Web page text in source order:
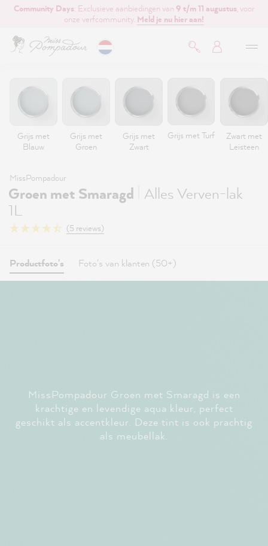
hoofdinhoud
Community Days: Exclusieve aanbiedingen van 9 t/m 11 augustus , voor
onze verfcommunity. Meld je nu hier aan!
Grijs met
Blauw
Grijs met
Groen
Grijs met
Zwart
Grijs met Turf
Zwart met
Leisteen
MissPompadour
Groen met Smaragd Alles Verven-lak
1L
(5 reviews)
Productfoto's Foto's van klanten (50+)
MissPompadour Groen met Smaragd is een
krachtige en levendige aqua kleur, perfect
geschikt als accentkleur. Deze tint is ook prachtig
als meubellak.